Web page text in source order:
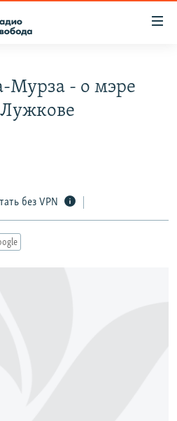
Мурза - о мэре
без VPN